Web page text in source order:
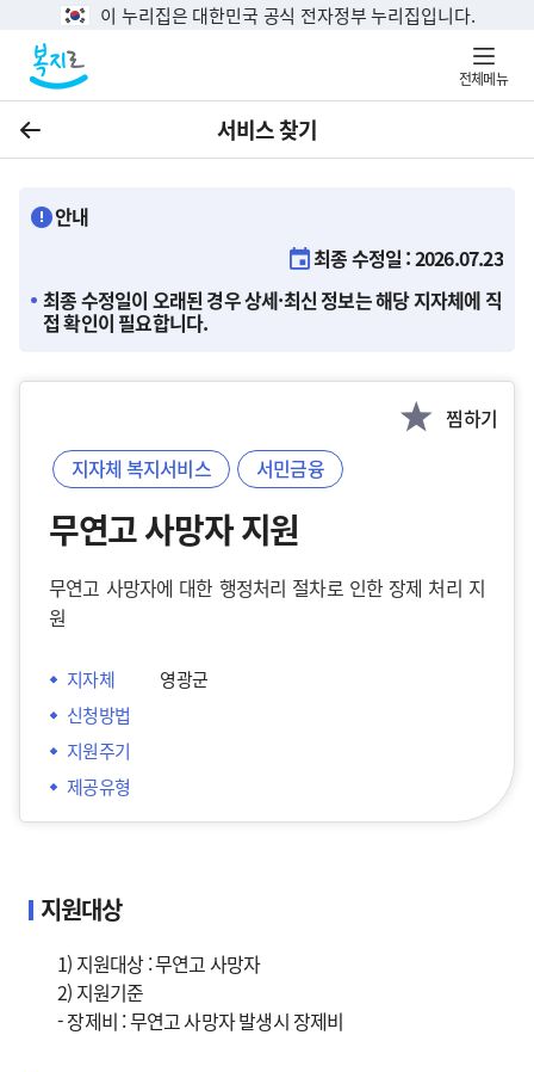
이 누리집은 대한민국 공식 전자정부 누리집입니다.
전체메뉴
이전 서비스 찾기
안내
최종 수정일 : 2026.07.23
최종 수정일이 오래된 경우 상세·최신 정보는 해당 지자체에 직
접 확인이 필요합니다.
찜하기
지자체 복지서비스
서민금융
무연고 사망자 지원
무연고 사망자에 대한 행정처리 절차로 인한 장제 처리 지
원
지자체
영광군
신청방법
지원주기
제공유형
지원대상
1) 지원대상 : 무연고 사망자
2) 지원기준
- 장제비 : 무연고 사망자 발생시 장제비